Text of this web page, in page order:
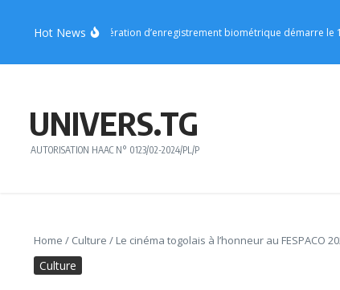
Hot News
: l’opération d’enregistrement biométrique démarre le 17 août
UNIVERS.TG
AUTORISATION HAAC N° 0123/02-2024/PL/P
Home / Culture / Le cinéma togolais à l’honneur au FESPACO
Culture